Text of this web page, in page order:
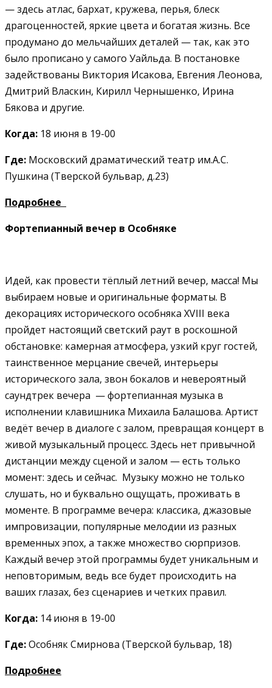
— здесь атлас, бархат, кружева, перья, блеск
драгоценностей, яркие цвета и богатая жизнь. Все
продумано до мельчайших деталей — так, как это
было прописано у самого Уайльда. В постановке
задействованы Виктория Исакова, Евгения Леонова,
Дмитрий Власкин, Кирилл Чернышенко, Ирина
Бякова и другие.
Когда: 18 июня в 19-00
Где: Московский драматический театр им.А.С.
Пушкина (Тверской бульвар, д.23)
Подробнее
Фортепианный вечер в Особняке
Идей, как провести тёплый летний вечер, масса! Мы
выбираем новые и оригинальные форматы. В
декорациях исторического особняка XVIII века
пройдет настоящий светский раут в роскошной
обстановке: камерная атмосфера, узкий круг гостей,
таинственное мерцание свечей, интерьеры
исторического зала, звон бокалов и невероятный
саундтрек вечера — фортепианная музыка в
исполнении клавишника Михаила Балашова. Артист
ведёт вечер в диалоге с залом, превращая концерт в
живой музыкальный процесс. Здесь нет привычной
дистанции между сценой и залом — есть только
момент: здесь и сейчас. Музыку можно не только
слушать, но и буквально ощущать, проживать в
моменте. В программе вечера: классика, джазовые
импровизации, популярные мелодии из разных
временных эпох, а также множество сюрпризов.
Каждый вечер этой программы будет уникальным и
неповторимым, ведь все будет происходить на
ваших глазах, без сценариев и четких правил.
Когда: 14 июня в 19-00
Где:Особняк Смирнова (Тверской бульвар, 18)
Подробнее